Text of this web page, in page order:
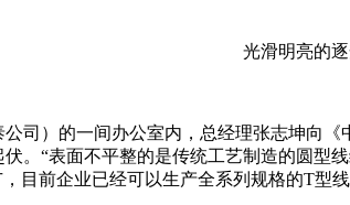
光滑明亮的逐
司）的一间办公室内，总经理张志坤向
。“表面不平整的是传统工艺制造的圆型
目前企业已经可以生产全系列规格的T型